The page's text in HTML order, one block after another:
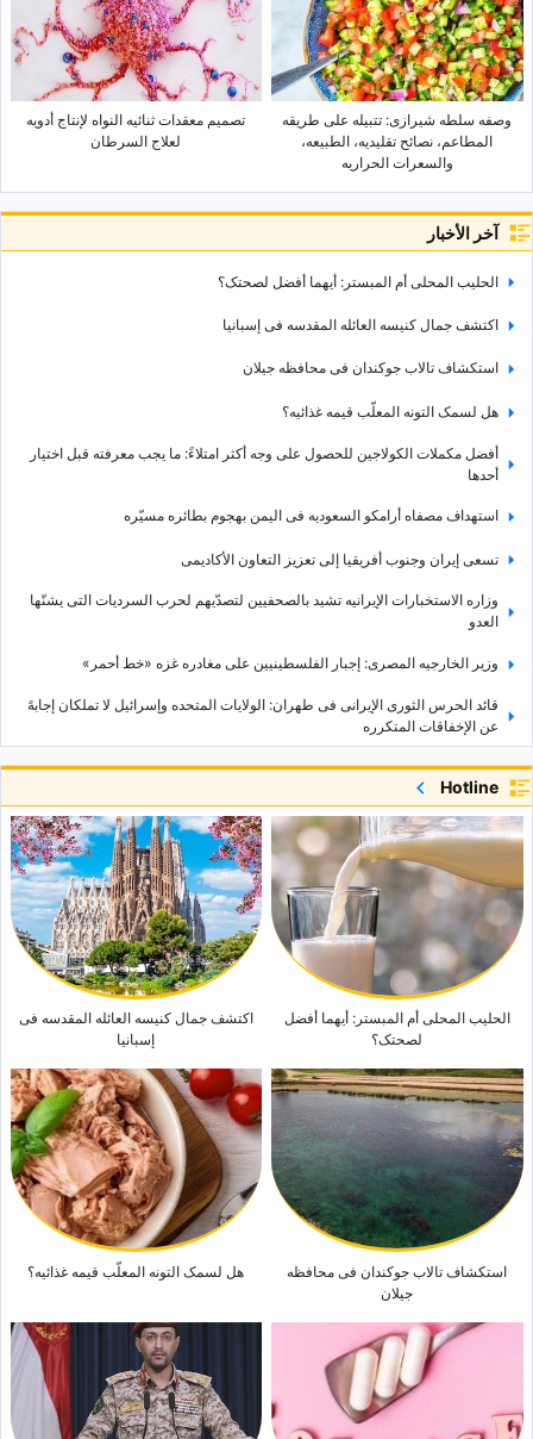
وصفه سلطه شیرازی: تتبیله على طریقه
المطاعم، نصائح تقلیدیه، الطبیعه،
والسعرات الحراریه
تصمیم معقدات ثنائیه النواه لإنتاج أدویه
لعلاج السرطان
آخر الأخبار
الحلیب المحلی أم المبستر: أیهما أفضل لصحتک؟
اکتشف جمال کنیسه العائله المقدسه فی إسبانیا
استکشاف تالاب جوکندان فی محافظه جیلان
هل لسمک التونه المعلّب قیمه غذائیه؟
أفضل مکملات الکولاجین للحصول على وجه أکثر امتلاءً: ما یجب معرفته قبل اختیار
أحدها
استهداف مصفاه أرامکو السعودیه فی الیمن بهجوم بطائره مسیّره
تسعى إیران وجنوب أفریقیا إلى تعزیز التعاون الأکادیمی
وزاره الاستخبارات الإیرانیه تشید بالصحفیین لتصدّیهم لحرب السردیات التی یشنّها
العدو
وزیر الخارجیه المصری: إجبار الفلسطینیین على مغادره غزه «خط أحمر»
قائد الحرس الثوری الإیرانی فی طهران: الولایات المتحده وإسرائیل لا تملکان إجابهً
عن الإخفاقات المتکرره
بحیره أورمیه تُظهر بوادر التعافی
هل إیران هی المستهدفه من تحالف مکه؟ اقرأ الردّ اللافت لوزیر الخارجیه الترکی
عراقچی یصدر تحدیثًا مهمًا بشأن إعاده فتح مضیق هرمز؛ شرط واحد لا یزال قائمًا
جی دی فانس یقدّم ادعاءً جدیدًا بشأن عواقب سیطره إیران على مضیق هرمز: «قال
هل قبلت إیران اتفاقیه بحر قزوین؟ وزیر الخارجیه یوضح الجدل الذی أثارته «إیران
إنترناشیونال»
Hotline
الحلیب المحلی أم المبستر: أیهما أفضل
لصحتک؟
اکتشف جمال کنیسه العائله المقدسه فی
إسبانیا
استکشاف تالاب جوکندان فی محافظه
جیلان
هل لسمک التونه المعلّب قیمه غذائیه؟